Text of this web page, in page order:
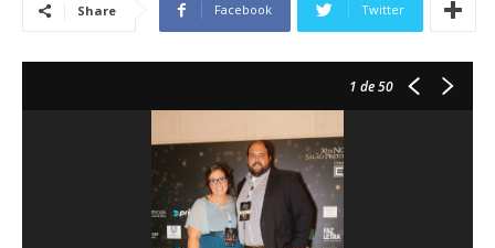
Share Facebook Twitter
1 de 50